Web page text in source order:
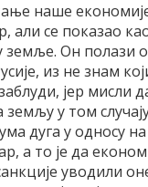
наше
али се показао
Он полази
из не знам
јер мисли
у том
дуга у односу
а то је да
уводили